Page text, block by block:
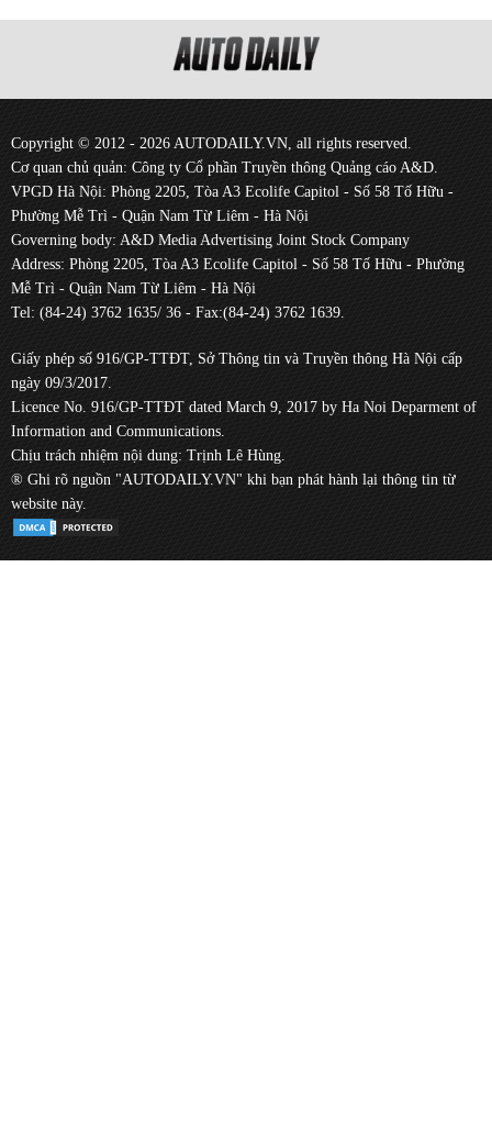
Copyright © 2012 - 2026 AUTODAILY.VN, all rights reserved.
Cơ quan chủ quản: Công ty Cổ phần Truyền thông Quảng cáo A&D.
VPGD Hà Nội: Phòng 2205, Tòa A3 Ecolife Capitol - Số 58 Tố Hữu -
Phường Mễ Trì - Quận Nam Từ Liêm - Hà Nội
Governing body: A&D Media Advertising Joint Stock Company
Address: Phòng 2205, Tòa A3 Ecolife Capitol - Số 58 Tố Hữu - Phường
Mễ Trì - Quận Nam Từ Liêm - Hà Nội
Tel: (84-24) 3762 1635/ 36 - Fax:(84-24) 3762 1639.
Giấy phép số 916/GP-TTĐT, Sở Thông tin và Truyền thông Hà Nội cấp
ngày 09/3/2017.
Licence No. 916/GP-TTĐT dated March 9, 2017 by Ha Noi Deparment of
Information and Communications.
Chịu trách nhiệm nội dung: Trịnh Lê Hùng.
® Ghi rõ nguồn "AUTODAILY.VN" khi bạn phát hành lại thông tin từ
website này.